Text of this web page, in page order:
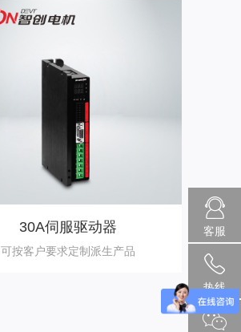
30A伺服驱动器
可按客户要求定制派生产品
客服
热线